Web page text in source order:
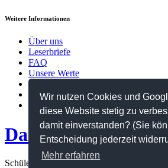
Wir nutzen Cookies und
diese Website stetig zu
damit einverstanden? (Sie
Entscheidung jederzeit
Mehr erfahren
Weitere Informationen
Über uns
Leserbriefe
FAQ
Unsere Werte
Kontakt
Datenschutzerklärung
Impressum
Das Netz
Schülerzeitung des Hanns-Seidel-